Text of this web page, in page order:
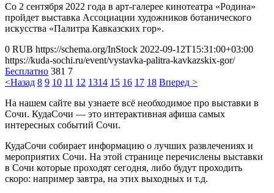
Со 2 сентября 2022 года в арт-галерее кинотеатра «Родина»
пройдет выставка Ассоциации художников ботанического
искусства «Палитра Кавказских гор».
0 RUB https://schema.org/InStock 2022-09-12T15:31:00+03:00
https://kuda-sochi.ru/event/vystavka-palitra-kavkazskix-gor/
Бесплатно 381 7
<Назад 8 9 10 11 12 1314 15 16 17 18 Вперед >
На нашем сайте вы узнаете всё необходимое про выставки в
Сочи. КудаСочи — это интерактивная афиша самых
интересных событий Сочи.
КудаСочи собирает информацию о лучших развлечениях и
мероприятих Сочи. На этой странице перечислены выставки
в Сочи которые проходят сегодня, либо будут проходить
скоро: например завтра, на этих выходных и т.д.